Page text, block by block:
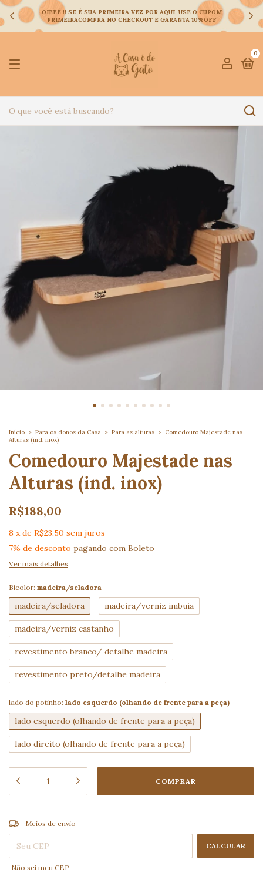
OIEEÊ !! SE É SUA PRIMEIRA VEZ POR AQUI, USE O CUPOM
PRIMEIRACOMPRA NO CHECKOUT E GARANTA 10%OFF
0
Início > Para os donos da Casa > Para as alturas > Comedouro Majestade nas
Alturas (ind. inox)
Comedouro Majestade nas
Alturas (ind. inox)
R$188,00
8 xde R$23,50 sem juros
7% de desconto pagando com Boleto
Ver mais detalhes
Bicolor: madeira/seladora
madeira/seladora madeira/verniz imbuia
madeira/verniz castanho
revestimento branco/ detalhe madeira
revestimento preto/detalhe madeira
lado do potinho: lado esquerdo (olhando de frente para a peça)
lado esquerdo (olhando de frente para a peça)
lado direito (olhando de frente para a peça)
Entregas para o CEP:
Meios de envio
CALCULAR
Não sei meu CEP